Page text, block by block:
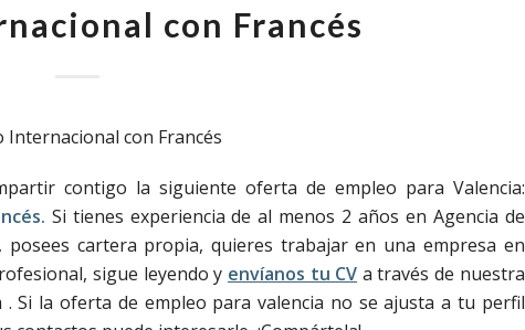
con Francés
contigo la siguiente oferta de empleo para Valencia:
Si tienes experiencia de al menos 2 años en Agencia de
cartera propia, quieres trabajar en una empresa en
sigue leyendo y envíanos tu CV a través de nuestra
. Si la oferta de empleo para valencia no se ajusta a tu perfil